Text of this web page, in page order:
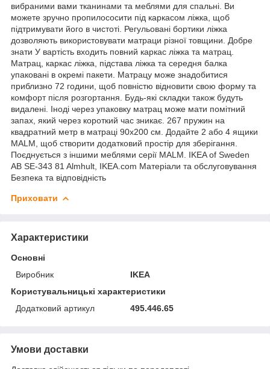
вибраними вами тканинами та меблями для спальні. Ви
можете зручно пропилососити під каркасом ліжка, щоб
підтримувати його в чистоті. Регульовані бортики ліжка
дозволяють використовувати матраци різної товщини. Добре
знати У вартість входить повний каркас ліжка та матрац.
Матрац, каркас ліжка, підстава ліжка та середня балка
упаковані в окремі пакети. Матрацу може знадобитися
приблизно 72 години, щоб повністю відновити свою форму та
комфорт після розгортання. Будь-які складки також будуть
видалені. Іноді через упаковку матрац може мати помітний
запах, який через короткий час зникає. 267 пружин на
квадратний метр в матраці 90х200 см. Додайте 2 або 4 ящики
MALM, щоб створити додатковий простір для зберігання.
Поєднується з іншими меблями серії MALM. IKEA of Sweden
AB SE-343 81 Almhult, IKEA.com Матеріали та обслуговування
Безпека та відповідність
Приховати
Характеристики
Основні
Виробник
IKEA
Користувальницькі характеристики
Додатковий артикул
495.446.65
Умови доставки